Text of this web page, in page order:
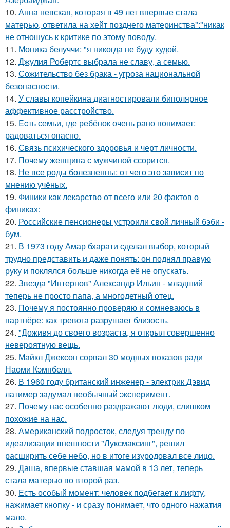
10. Анна невская, которая в 49 лет впервые стала
матерью, ответила на хейт позднего материнства":"никак
не отношусь к критике по этому поводу.
11. Моника белуччи: "я никогда не буду худой.
12. Джулия Робертс выбрала не славу, а семью.
13. Сожительство без брака - угроза национальной
безопасности.
14. У славы копейкина диагностировали биполярное
аффективное расстройство.
15. Ecть семьи, где ребёнок очень рано понимает:
радоваться опасно.
16. Связь психического здоровья и черт личности.
17. Почему женщина с мужчиной ссорится.
18. Не все роды болезненны: от чего это зависит по
мнению учёных.
19. Финики как лекарство от всего или 20 фактов о
финикaх:
20. Российские пенсионеры устроили свой личный бэби -
бум.
21. В 1973 году Амар бхарати сделал выбор, который
трудно представить и даже понять: он поднял правую
руку и поклялся больше никогда её не опускать.
22. Звезда "Интернов" Александр Ильин - младший
теперь не просто папа, а многодетный отец.
23. Почему я постоянно проверяю и сомневаюсь в
партнёре: как тревога разрушает близость.
24. "Доживя до своего возpаста, я открыл совершенно
невероятную вещь.
25. Майкл Джексон сорвал 30 модных показов ради
Наоми Кэмпбелл.
26. В 1960 году британский инженер - электрик Дэвид
латимер задумал необычный эксперимент.
27. Почему нас особенно раздражают люди, слишком
похожие на нас.
28. Американский подросток, следуя тренду по
идеализации внешности "Луксмаксинг", решил
расширить себе небо, но в итоге изуродовал все лицо.
29. Даша, впервые ставшая мамой в 13 лет, теперь
стала матерью во второй раз.
30. Есть особый момент: человек подбегает к лифту,
нажимает кнопку - и сразу понимает, что одного нажатия
мало.